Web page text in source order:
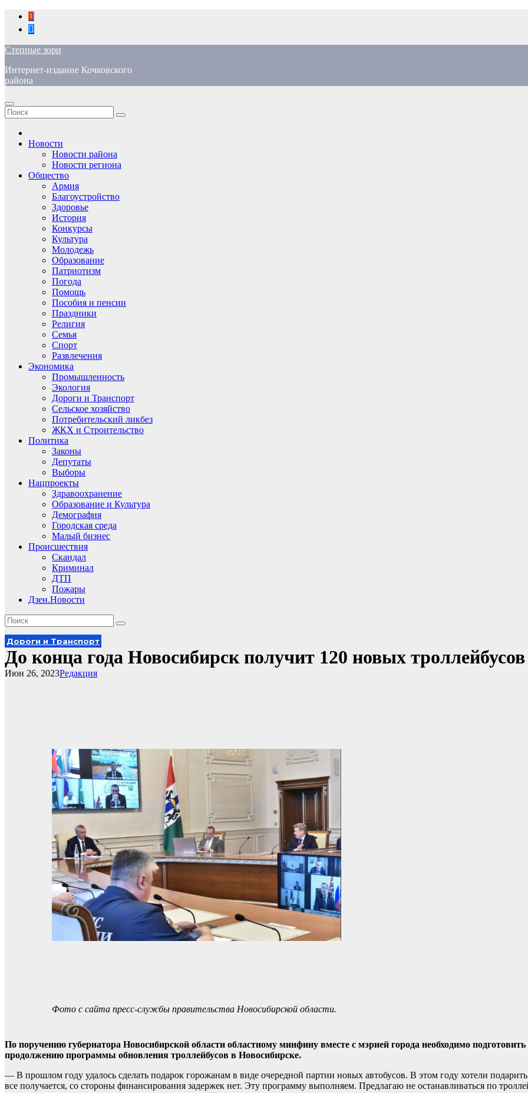
Перейти
содержимому
Степные зори
Интернет-издание Кочковского
района
Новости
Новости района
Новости региона
Общество
Армия
Благоустройство
Здоровье
История
Конкурсы
Культура
Молодежь
Образование
Патриотизм
Погода
Помощь
Пособия и пенсии
Праздники
Религия
Семья
Спорт
Развлечения
Экономика
Промышленность
Экология
Дороги и Транспорт
Сельское хозяйство
Потребительский ликбез
ЖКХ и Строительство
Политика
Законы
Депутаты
Выборы
Нацпроекты
Здравоохранение
Образование и Культура
Демография
Городская среда
Малый бизнес
Происшествия
Скандал
Криминал
ДТП
Пожары
Дзен.Новости
Дороги и Транспорт
До конца года Новосибирск получит 120 новых троллейбусов
Редакция
Июн 26, 2023
Фото с сайта пресс-службы правительства Новосибирской области.
По поручению губернатора Новосибирской области областному минфину вместе с мэрией города необходимо
продолжению программы обновления троллейбусов в Новосибирске.
— В прошлом году удалось сделать подарок горожанам в виде очередной партии новых автобусов. В этом году хотели
все получается, со стороны финансирования задержек нет. Эту программу выполняем. Предлагаю не останавливаться по